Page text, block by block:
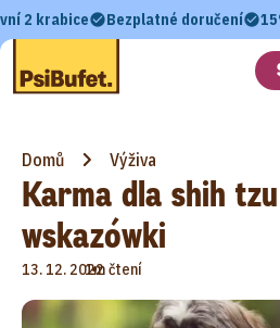
2 krabice Bezplatné doručení
Domů Výživa
Karma dla shih
wskazówki
13. 12. 2022
•
1m čtení